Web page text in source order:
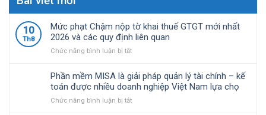
10
Th8
Mức phạt Chậm nộp tờ khai thuế GTGT mới nhất
2026 và các quy định liên quan
Chức năng bình luận bị tắtở
phạt
Chậm
nộp
tờ
Phần mềm MISA là giải pháp quản lý tài chính – kế
toán được nhiều doanh nghiệp Việt Nam lựa chọ
Chức năng bình luận bị tắtở